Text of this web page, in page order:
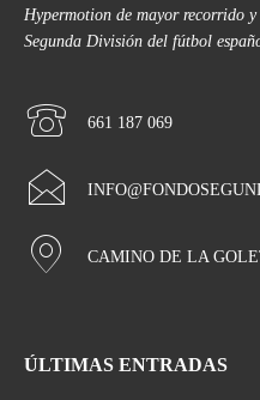
Hypermotion de mayor recorrido
Segunda División del fútbol
661 187 069
CAMINO DE LA
ÚLTIMAS ENTRADAS